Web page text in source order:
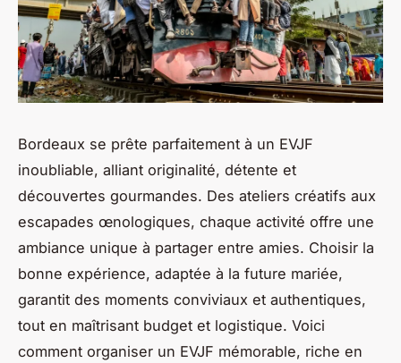
Bordeaux se prête parfaitement à un EVJF
inoubliable, alliant originalité, détente et
découvertes gourmandes. Des ateliers créatifs aux
escapades œnologiques, chaque activité offre une
ambiance unique à partager entre amies. Choisir la
bonne expérience, adaptée à la future mariée,
garantit des moments conviviaux et authentiques,
tout en maîtrisant budget et logistique. Voici
comment organiser un EVJF mémorable, riche en